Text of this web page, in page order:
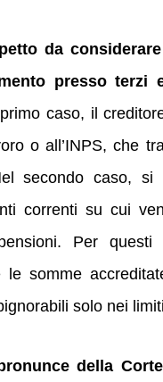
da
presso terzi
caso, il
o all’INPS, che
secondo caso, si
correnti su cui
Per
le somme
solo nei
della